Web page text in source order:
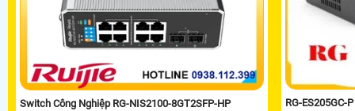
Switch Công Nghiệp RG-NIS2100-8GT2SFP-HP RG-ES205GC-